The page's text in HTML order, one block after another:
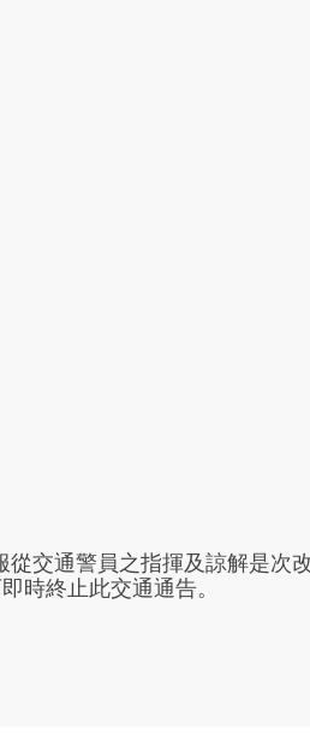
交通警員之指揮及諒解是次
時終止此交通通告。